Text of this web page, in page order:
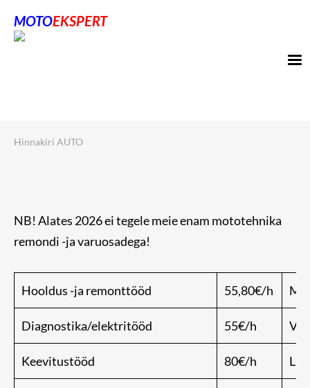
MOTOEKSPERT
Hinnakiri AUTO
NB! Alates 2026 ei tegele meie enam mototehnika
remondi -ja varuosadega!
Hooldus -ja remonttööd 55,80€/h
Diagnostika/elektritööd 55€/h
Keevitustööd 80€/h